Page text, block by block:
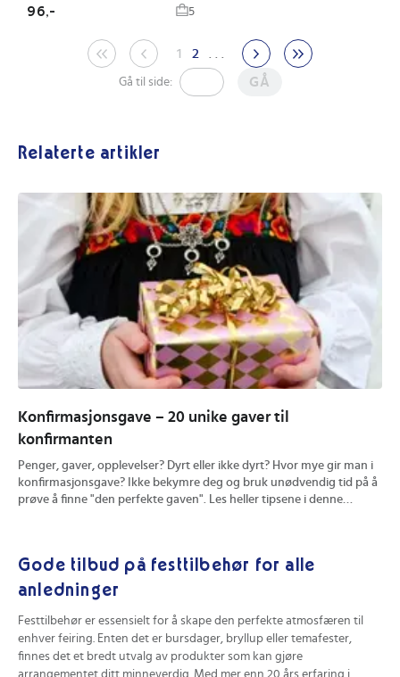
96,- 5
1 2
Gå til side: GÅ
Relaterte artikler
Konfirmasjonsgave – 20 unike gaver til
konfirmanten
Penger, gaver, opplevelser? Dyrt eller ikke dyrt? Hvor mye gir man i
konfirmasjonsgave? Ikke bekymre deg og bruk unødvendig tid på å
prøve å finne "den perfekte gaven". Les heller tipsene i denne
Gode tilbud på festtilbehør for alle
anledninger
Festtilbehør er essensielt for å skape den perfekte atmosfæren til
enhver feiring. Enten det er bursdager, bryllup eller temafester,
finnes det et bredt utvalg av produkter som kan gjøre
arrangementet ditt minneverdig. Med mer enn 20 års erfaring i